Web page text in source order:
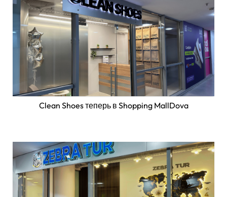
Clean Shoes теперь в Shopping MallDova